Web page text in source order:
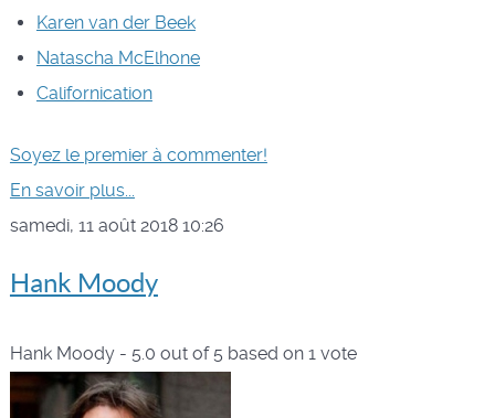
Karen van der Beek
Natascha McElhone
Californication
Soyez le premier à commenter!
En savoir plus...
samedi, 11 août 2018 10:26
Hank Moody
Hank Moody- 5.0 out of 5 based on 1vote